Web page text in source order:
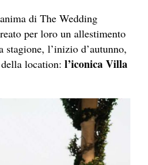
di The Wedding
per loro un allestimento
stagione, l’inizio d’autunno,
location: l’iconica Villa